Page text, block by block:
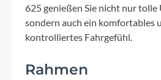
625 genießen Sie nicht nur
sondern auch ein komfortables
kontrolliertes Fahrgefühl.
Rahmen